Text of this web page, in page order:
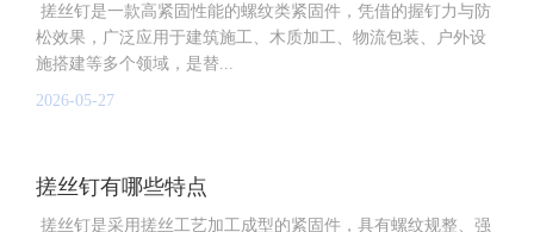
搓丝钉是一款高紧固性能的螺纹类紧固件，凭借的握钉力与防
松效果，广泛应用于建筑施工、木质加工、物流包装、户外设
施搭建等多个领域，是替...
2026-05-27
搓丝钉有哪些特点
搓丝钉是采用搓丝工艺加工成型的紧固件，具有螺纹规整、强